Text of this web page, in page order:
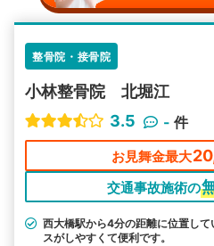
整骨院・接骨院
小林整骨院 北堀江
3.5
- 件
お見舞金最大
交通事故施術の
西大橋駅から4分の距離に位置し
スがしやすくて便利です。